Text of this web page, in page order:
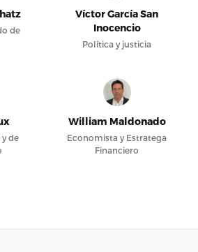
de
Víctor García San
Inocencio
Política y justicia
de
William Maldonado
Economista y Estratega
Financiero